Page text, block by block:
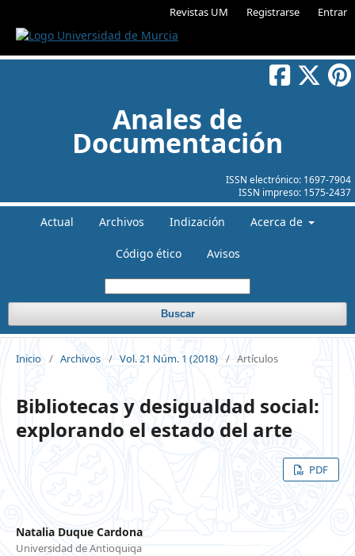
Revistas UM Registrarse Entrar
ISSN electrónico: 1697-7904
ISSN impreso: 1575-2437
Anales de
Documentación
Actual Archivos Indización Acerca de
Código ético Avisos
Buscar
Inicio / Archivos / Vol. 21 Núm. 1 (2018) / Artículos
Bibliotecas y desigualdad social:
explorando el estado del arte
PDF
Natalia Duque Cardona
Universidad de Antioquiqa